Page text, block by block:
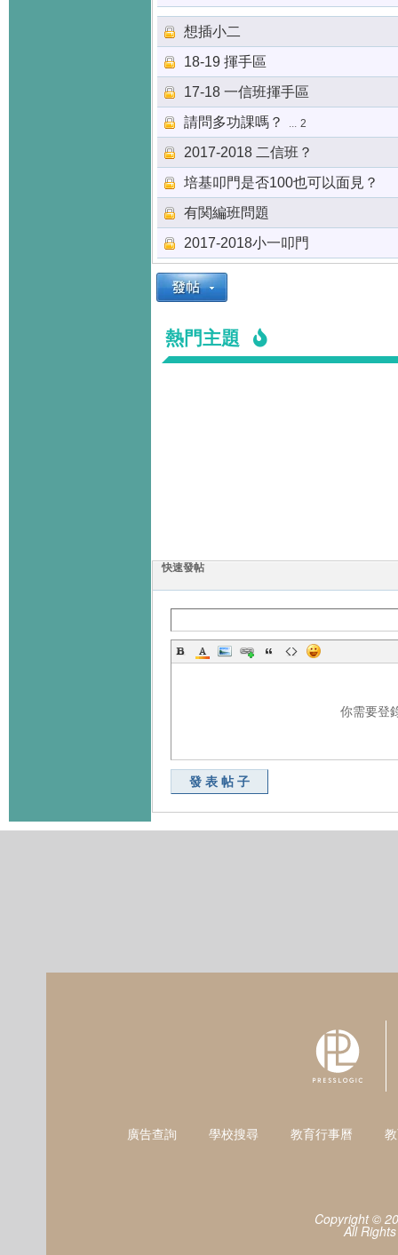
想插小二
18-19 揮手區
17-18 一信班揮手區
請問多功課嗎？
... 2
2017-2018 二信班？
培基叩門是否100也可以面見？
有関編班問題
2017-2018小一叩門
熱門主題
快速發帖
你需要登
發表帖子
廣告查詢 學校搜尋 教育行事曆
Copyright ©
All